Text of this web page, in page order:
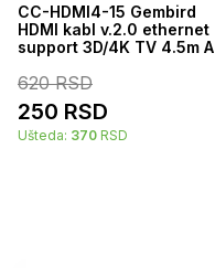
CC-HDMI4-15 Gembird
HDMI kabl v.2.0 ethernet
support 3D/4K TV 4.5m A
620RSD
250 RSD
Ušteda: 370 RSD